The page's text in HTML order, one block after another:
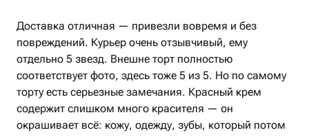
Доставка отличная — привезли вовремя и без
повреждений. Курьер очень отзывчивый, ему
отдельно 5 звезд. Внешне торт полностью
соответствует фото, здесь тоже 5 из 5. Но по самому
торту есть серьезные замечания. Красный крем
содержит слишком много красителя — он
окрашивает всё: кожу, одежду, зубы, который потом